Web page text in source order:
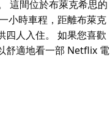
這間位於布萊克希思的
小時車程，距離布萊克
四人入住。 如果您喜歡
舒適地看一部 Netflix 電